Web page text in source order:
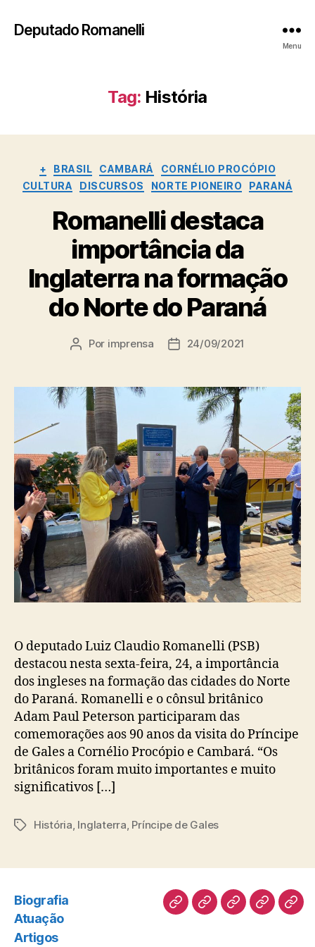
Deputado Romanelli
Menu
Tag: História
Categorias
+ BRASIL CAMBARÁ
CORNÉLIO PROCÓPIO
CULTURA
DISCURSOS NORTE PIONEIRO PARANÁ
Romanelli destaca
importância da
Inglaterra na formação
do Norte do Paraná
Autor
Por imprensa
Data24/09/2021
O deputado Luiz Claudio Romanelli (PSB)
destacou nesta sexta-feira, 24, a importância
dos ingleses na formação das cidades do Norte
do Paraná. Romanelli e o cônsul britânico
Adam Paul Peterson participaram das
comemorações aos 90 anos da visita do Príncipe
de Gales a Cornélio Procópio e Cambará. “Os
britânicos foram muito importantes e muito
significativos […]
TagsHistória, Inglaterra, Príncipe de Gales
Biografia
Atuação
Artigos
BiografiaAtuaçãoArtigosNorte